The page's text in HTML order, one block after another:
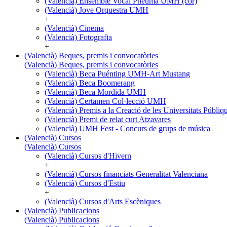
(Valencià) Jove Orquestra UMH
+
(Valencià) Cinema
(Valencià) Fotografia
+
(Valencià) Beques, premis i convocatòries
(Valencià) Beques, premis i convocatòries
(Valencià) Beca Puénting UMH-Art Mustang
(Valencià) Beca Boomerang
(Valencià) Beca Mordida UMH
(Valencià) Certamen Col·lecció UMH
(Valencià) Premis a la Creació de les Universitats
(Valencià) Premi de relat curt Atzavares
(Valencià) UMH Fest - Concurs de grups de música
(Valencià) Cursos
(Valencià) Cursos
(Valencià) Cursos d'Hivern
+
(Valencià) Cursos financiats Generalitat Valenciana
(Valencià) Cursos d'Estiu
+
(Valencià) Cursos d'Arts Escèniques
(Valencià) Publicacions
(Valencià) Publicacions